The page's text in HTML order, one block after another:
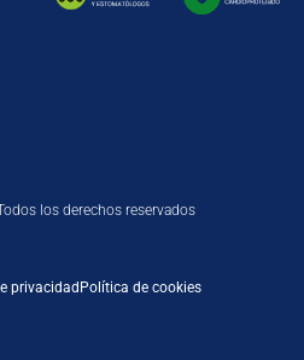
los derechos reservados
privacidadPolítica de cookies